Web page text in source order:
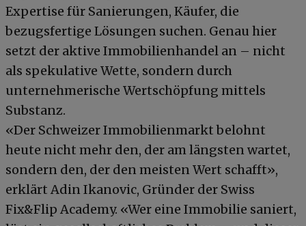
Expertise für Sanierungen, Käufer, die
bezugsfertige Lösungen suchen. Genau hier
setzt der aktive Immobilienhandel an – nicht
als spekulative Wette, sondern durch
unternehmerische Wertschöpfung mittels
Substanz.
«Der Schweizer Immobilienmarkt belohnt
heute nicht mehr den, der am längsten wartet,
sondern den, der den meisten Wert schafft»,
erklärt Adin Ikanovic, Gründer der Swiss
Fix&Flip Academy. «Wer eine Immobilie saniert,